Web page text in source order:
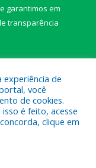
garantimos em
transparência
Paragominas.
experiência de
você
de cookies.
é feito, acesse
clique em